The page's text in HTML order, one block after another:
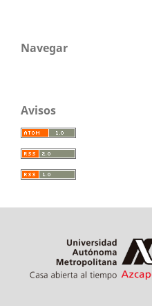
Navegar
Avisos